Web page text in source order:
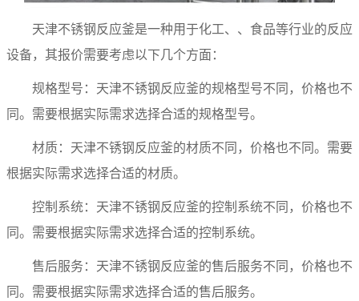
天津不锈钢反应釜是一种用于化工、、食品等行业的反应
设备，其报价需要考虑以下几个方面：
规格型号：天津不锈钢反应釜的规格型号不同，价格也不
同。需要根据实际需求选择合适的规格型号。
材质：天津不锈钢反应釜的材质不同，价格也不同。需要
根据实际需求选择合适的材质。
控制系统：天津不锈钢反应釜的控制系统不同，价格也不
同。需要根据实际需求选择合适的控制系统。
售后服务：天津不锈钢反应釜的售后服务不同，价格也不
同。需要根据实际需求选择合适的售后服务。